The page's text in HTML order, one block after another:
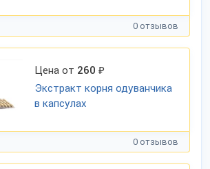
0 отзывов
Цена от 260 ₽
Экстракт корня одуванчика
в капсулах
0 отзывов